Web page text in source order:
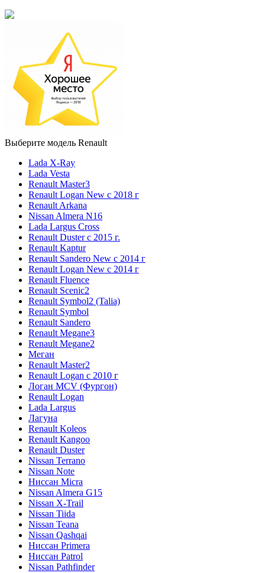
Выберите модель Renault
Lada X-Ray
Lada Vesta
Renault Master3
Renault Logan New с 2018 г
Renault Arkana
Nissan Almera N16
Lada Largus Cross
Renault Duster с 2015 г.
Renault Kaptur
Renault Sandero New с 2014 г
Renault Logan New с 2014 г
Renault Fluence
Renault Scenic2
Renault Symbol2 (Talia)
Renault Symbol
Renault Sandero
Renault Megane3
Renault Megane2
Меган
Renault Master2
Renault Logan c 2010 г
Логан МСV (Фургон)
Renault Logan
Lada Largus
Лагуна
Renault Koleos
Renault Kangoo
Renault Duster
Nissan Terrano
Nissan Note
Ниссан Micra
Nissan Almera G15
Nissan X-Trail
Nissan Tiida
Nissan Teana
Nissan Qashqai
Ниссан Primera
Ниссан Patrol
Nissan Pathfinder